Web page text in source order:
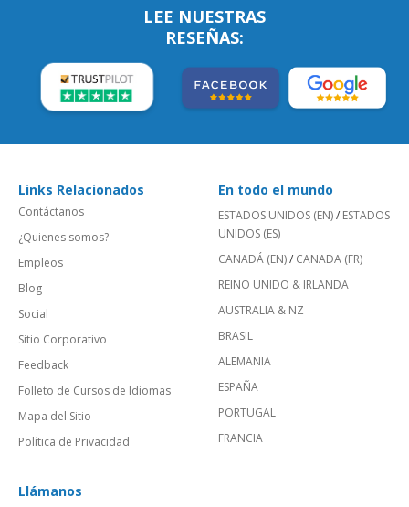
LEE NUESTRAS
RESEÑAS:
Links Relacionados
Contáctanos
¿Quienes somos?
Empleos
Blog
Social
Sitio Corporativo
Feedback
Folleto de Cursos de Idiomas
Mapa del Sitio
Política de Privacidad
En todo el mundo
ESTADOS UNIDOS (EN)/ ESTADOS
UNIDOS (ES)
CANADÁ (EN)/ CANADA (FR)
REINO UNIDO & IRLANDA
AUSTRALIA & NZ
BRASIL
ALEMANIA
ESPAÑA
PORTUGAL
FRANCIA
Llámanos